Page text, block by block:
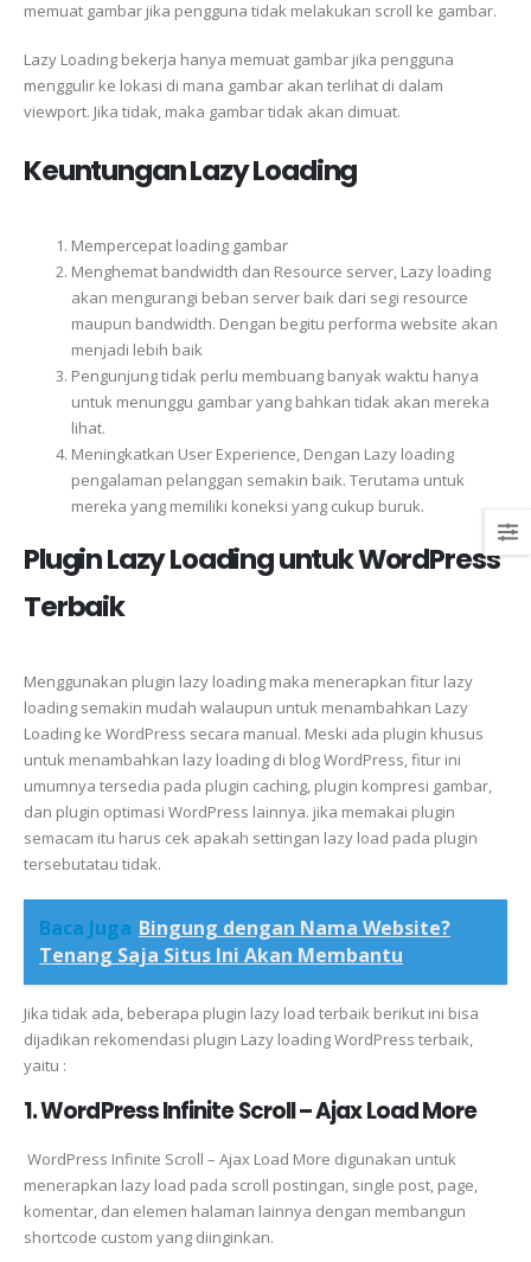
memuat gambar jika pengguna tidak melakukan scroll ke gambar.
Lazy Loading bekerja hanya memuat gambar jika pengguna
menggulir ke lokasi di mana gambar akan terlihat di dalam
viewport. Jika tidak, maka gambar tidak akan dimuat.
Keuntungan Lazy Loading
Mempercepat loading gambar
Menghemat bandwidth dan Resource server, Lazy loading
akan mengurangi beban server baik dari segi resource
maupun bandwidth. Dengan begitu performa website akan
menjadi lebih baik
Pengunjung tidak perlu membuang banyak waktu hanya
untuk menunggu gambar yang bahkan tidak akan mereka
lihat.
Meningkatkan User Experience, Dengan Lazy loading
pengalaman pelanggan semakin baik. Terutama untuk
mereka yang memiliki koneksi yang cukup buruk.
Plugin Lazy Loading untuk WordPress
Terbaik
Menggunakan plugin lazy loading maka menerapkan fitur lazy
loading semakin mudah walaupun untuk menambahkan Lazy
Loading ke WordPress secara manual. Meski ada plugin khusus
untuk menambahkan lazy loading di blog WordPress, fitur ini
umumnya tersedia pada plugin caching, plugin kompresi gambar,
dan plugin optimasi WordPress lainnya. jika memakai plugin
semacam itu harus cek apakah settingan lazy load pada plugin
tersebutatau tidak.
Baca Juga Bingung dengan Nama Website?
Tenang Saja Situs Ini Akan Membantu
Jika tidak ada, beberapa plugin lazy load terbaik berikut ini bisa
dijadikan rekomendasi plugin Lazy loading WordPress terbaik,
yaitu :
1. WordPress Infinite Scroll – Ajax Load More
WordPress Infinite Scroll – Ajax Load More digunakan untuk
menerapkan lazy load pada scroll postingan, single post, page,
komentar, dan elemen halaman lainnya dengan membangun
shortcode custom yang diinginkan.